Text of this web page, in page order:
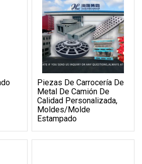
Piezas De Carrocería De
Metal De Camión De
Calidad Personalizada,
Moldes/molde
Estampado